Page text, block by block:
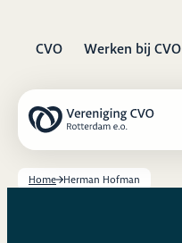
CVO Werken bij CVO
Home Herman Hofman